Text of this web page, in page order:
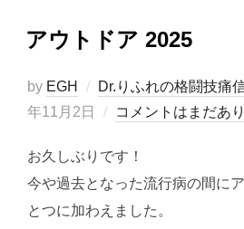
アウトドア 2025
by EGH Dr.りふれの格闘技痛
年11月2日
コメントはまだあ
お久しぶりです！
今や過去となった流行病の間に
とつに加わえました。